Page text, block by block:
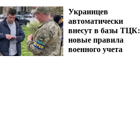
Украинцев
автоматически
внесут в базы ТЦК:
новые правила
военного учета